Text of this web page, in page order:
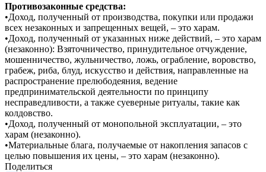
Противозаконные средства:
•Доход, полученный от производства, покупки или продажи
всех незаконных и запрещенных вещей, – это харам.
•Доход, полученный от указанных ниже действий, – это харам
(незаконно): Взяточничество, принудительное отчуждение,
мошенничество, жульничество, ложь, ограбление, воровство,
грабеж, риба, блуд, искусство и действия, направленные на
распространение прелюбодеяния, ведение
предпринимательской деятельности по принципу
несправедливости, а также суеверные ритуалы, такие как
колдовство.
•Доход, полученный от монопольной эксплуатации, – это
харам (незаконно).
•Материальные блага, получаемые от накопления запасов с
целью повышения их цены, – это харам (незаконно).
Поделиться